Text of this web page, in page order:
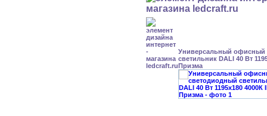
Универсальный офисный
светильник DALI 40 Вт
Призма